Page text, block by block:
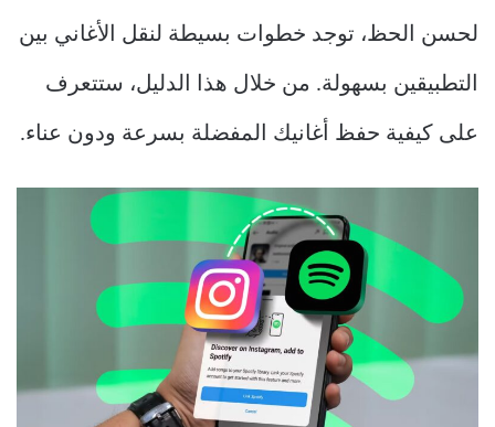
لحسن الحظ، توجد خطوات بسيطة لنقل الأغاني بين
التطبيقين بسهولة. من خلال هذا الدليل، ستتعرف
على كيفية حفظ أغانيك المفضلة بسرعة ودون عناء.